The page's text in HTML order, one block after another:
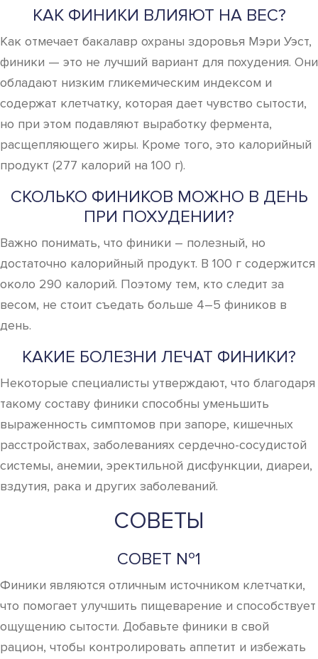
КАК ФИНИКИ ВЛИЯЮТ НА ВЕС?
Как отмечает бакалавр охраны здоровья Мэри Уэст,
финики — это не лучший вариант для похудения. Они
обладают низким гликемическим индексом и
содержат клетчатку, которая дает чувство сытости,
но при этом подавляют выработку фермента,
расщепляющего жиры. Кроме того, это калорийный
продукт (277 калорий на 100 г).
СКОЛЬКО ФИНИКОВ МОЖНО В ДЕНЬ
ПРИ ПОХУДЕНИИ?
Важно понимать, что финики – полезный, но
достаточно калорийный продукт. В 100 г содержится
около 290 калорий. Поэтому тем, кто следит за
весом, не стоит съедать больше 4–5 фиников в
день.
КАКИЕ БОЛЕЗНИ ЛЕЧАТ ФИНИКИ?
Некоторые специалисты утверждают, что благодаря
такому составу финики способны уменьшить
выраженность симптомов при запоре, кишечных
расстройствах, заболеваниях сердечно-сосудистой
системы, анемии, эректильной дисфункции, диареи,
вздутия, рака и других заболеваний.
СОВЕТЫ
СОВЕТ №1
Финики являются отличным источником клетчатки,
что помогает улучшить пищеварение и способствует
ощущению сытости. Добавьте финики в свой
рацион, чтобы контролировать аппетит и избежать